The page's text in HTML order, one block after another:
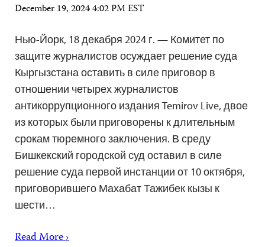
December 19, 2024 4:02 PM EST
Нью-Йорк, 18 декабря 2024 г. — Комитет по
защите журналистов осуждает решение суда
Кыргызстана оставить в силе приговор в
отношении четырех журналистов
антикоррупционного издания Temirov Live, двое
из которых были приговорены к длительным
срокам тюремного заключения. В среду
Бишкекский городской суд оставил в силе
решение суда первой инстанции от 10 октября,
приговорившего Махабат Тажибек кызы к
шести…
Read More ›